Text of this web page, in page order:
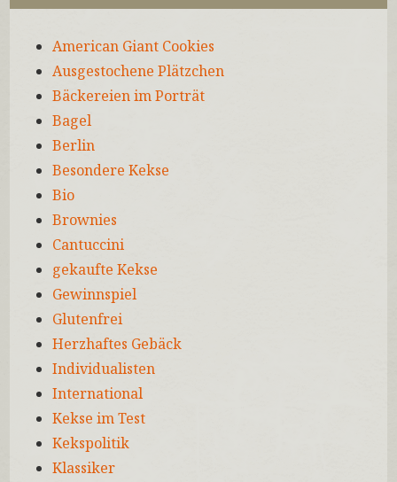
American Giant Cookies
Ausgestochene Plätzchen
Bäckereien im Porträt
Bagel
Berlin
Besondere Kekse
Bio
Brownies
Cantuccini
gekaufte Kekse
Gewinnspiel
Glutenfrei
Herzhaftes Gebäck
Individualisten
International
Kekse im Test
Kekspolitik
Klassiker